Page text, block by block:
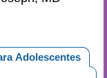
Adolescentes